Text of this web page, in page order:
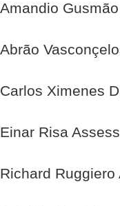
Amandio
Abrão
Carlos Ximenes
Einar Risa
Richard